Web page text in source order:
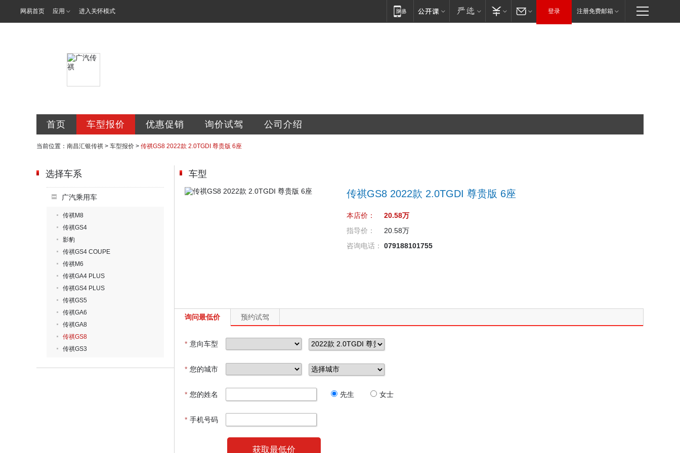
网易首页 应用 进入关怀模式 登录 注册免费邮箱
首页 车型报价 优惠促销 询价试驾 公司介绍
当前位置： 南昌汇银传祺 > 车型报价 > 传祺GS8 2022款 2.0TGDI 尊贵版 6座
选择车系
广汽乘用车
传祺M8
传祺GS4
影豹
传祺GS4 COUPE
传祺M6
传祺GA4 PLUS
传祺GS4 PLUS
传祺GS5
传祺GA6
传祺GA8
传祺GS8
传祺GS3
车型
传祺GS8 2022款 2.0TGDI 尊贵版 6座
本店价：
20.58万
指导价：
20.58万
咨询电话：
079188101755
询问最低价 预约试驾
* 意向车型
* 您的城市
* 您的姓名 先生 女士
* 手机号码
获取最低价